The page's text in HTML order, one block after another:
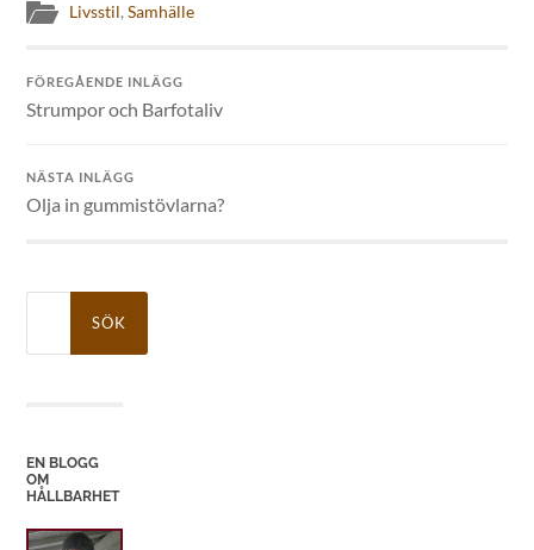
Livsstil,Samhälle
FÖREGÅENDE INLÄGG
Strumpor och Barfotaliv
NÄSTA INLÄGG
Olja in gummistövlarna?
EN BLOGG
OM
HÅLLBARHET